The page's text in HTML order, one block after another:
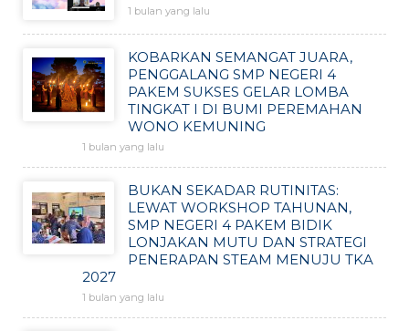
1 bulan yang lalu
KOBARKAN SEMANGAT JUARA,
PENGGALANG SMP NEGERI 4
PAKEM SUKSES GELAR LOMBA
TINGKAT I DI BUMI PEREMAHAN
WONO KEMUNING
1 bulan yang lalu
BUKAN SEKADAR RUTINITAS:
LEWAT WORKSHOP TAHUNAN,
SMP NEGERI 4 PAKEM BIDIK
LONJAKAN MUTU DAN STRATEGI
PENERAPAN STEAM MENUJU TKA
2027
1 bulan yang lalu